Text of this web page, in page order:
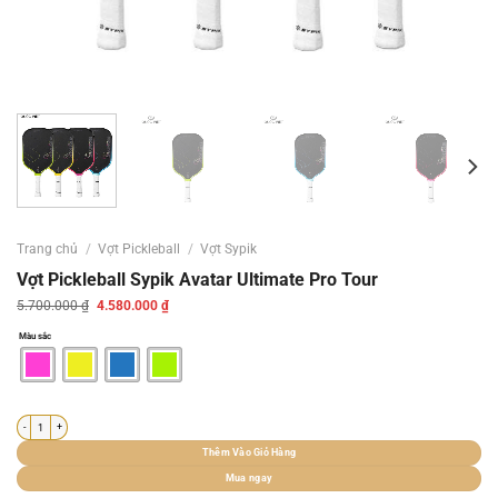
Trang chủ / Vợt Pickleball / Vợt Sypik
Vợt Pickleball Sypik Avatar Ultimate Pro Tour
5.700.000₫ Giá
4.580.000 ₫Giá
hiện
4.580.000 ₫.
Màu sắc
Vợt Pickleball Sypik Avatar Ultimate Pro Tour số lượng
Thêm Vào Giỏ Hàng
Mua ngay